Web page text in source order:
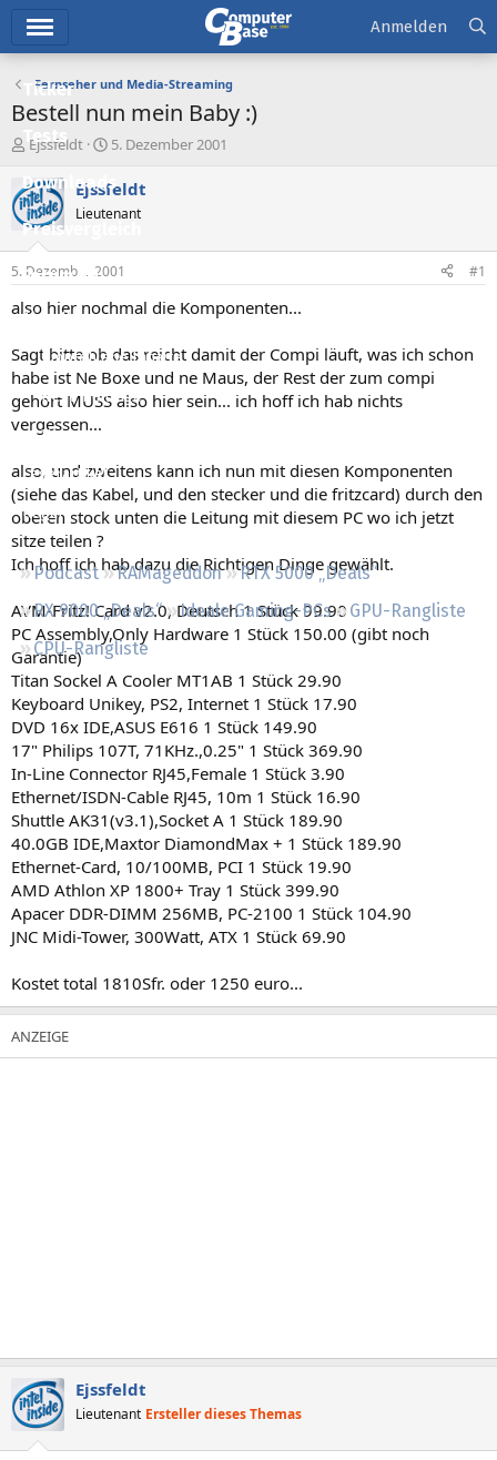
Ticker
Tests
Downloads
Preisvergleich
Forum
Aktuelles
Empfohlene Inhalte
Neue Beiträge
Neueste Aktivitäten
Leserartikel
Regeln
Podcast RAMageddon
RTX 5000 „Deals“
RX 9000 „Deals“
Ideale Gaming-PCs
GPU-Rangliste
CPU-Rangliste
Anmelden
Fernseher und Media-Streaming
Bestell nun mein Baby :)
E
s
t
e
l
e
r
Ejssfeldt
E
s
e
l
t
a
5. Dezember 2001
Ejssfeldt
Lieutenant
5. Dezember 2001 #1
also hier nochmal die Komponenten...
Sagt bitte ob das reicht damit der Compi läuft, was ich schon
habe ist Ne Boxe und ne Maus, der Rest der zum compi
gehört MUSS also hier sein... ich hoff ich hab nichts
vergessen...
also, und zweitens kann ich nun mit diesen Komponenten
(siehe das Kabel, und den stecker und die fritzcard) durch den
oberen stock unten die Leitung mit diesem PC wo ich jetzt
sitze teilen ?
Ich hoff ich hab dazu die Richtigen Dinge gewählt.
AVM-Fritz! Card v2.0, Deutsch 1 Stück 99.90
PC Assembly,Only Hardware 1 Stück 150.00 (gibt noch
Garantie)
Titan Sockel A Cooler MT1AB 1 Stück 29.90
Keyboard Unikey, PS2, Internet 1 Stück 17.90
DVD 16x IDE,ASUS E616 1 Stück 149.90
17" Philips 107T, 71KHz.,0.25" 1 Stück 369.90
In-Line Connector RJ45,Female 1 Stück 3.90
Ethernet/ISDN-Cable RJ45, 10m 1 Stück 16.90
Shuttle AK31(v3.1),Socket A 1 Stück 189.90
40.0GB IDE,Maxtor DiamondMax + 1 Stück 189.90
Ethernet-Card, 10/100MB, PCI 1 Stück 19.90
AMD Athlon XP 1800+ Tray 1 Stück 399.90
Apacer DDR-DIMM 256MB, PC-2100 1 Stück 104.90
JNC Midi-Tower, 300Watt, ATX 1 Stück 69.90
Kostet total 1810Sfr. oder 1250 euro...
Ejssfeldt
Lieutenant Ersteller dieses Themas